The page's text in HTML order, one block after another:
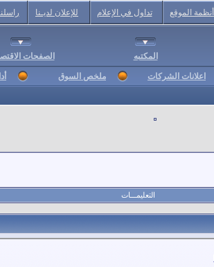
أنظمة الموقع تداول في الإعلام للإعلان لديـنا
المكتبه الصفحات
اعلانات الشركات ملخص السوق
التعليمـــات